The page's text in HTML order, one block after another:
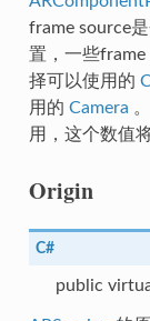
frame source
置，一些
择可以使用的
用的 Camera
用，这个数值
Origin
C#
public